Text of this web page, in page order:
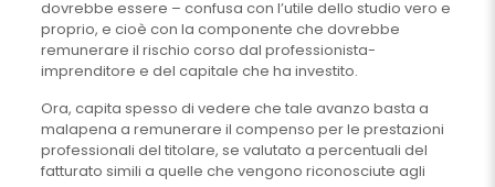
dovrebbe essere – confusa con l’utile dello studio vero e
proprio, e cioè con la componente che dovrebbe
remunerare il rischio corso dal professionista-
imprenditore e del capitale che ha investito.
Ora, capita spesso di vedere che tale avanzo basta a
malapena a remunerare il compenso per le prestazioni
professionali del titolare, se valutato a percentuali del
fatturato simili a quelle che vengono riconosciute agli